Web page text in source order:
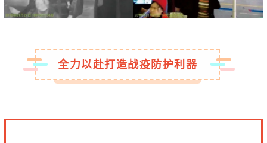
全力以赴打造战疫防护利器